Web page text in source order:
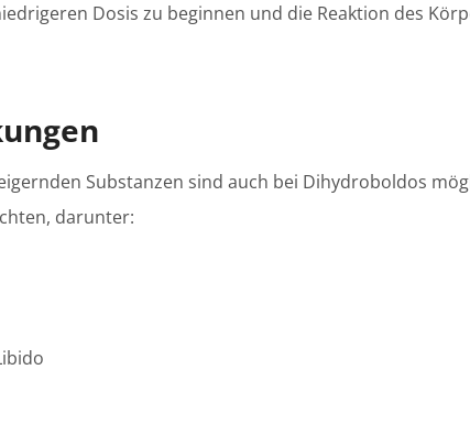
Dosis zu beginnen und die Reaktion des
Substanzen sind auch bei Dihydroboldos
darunter: